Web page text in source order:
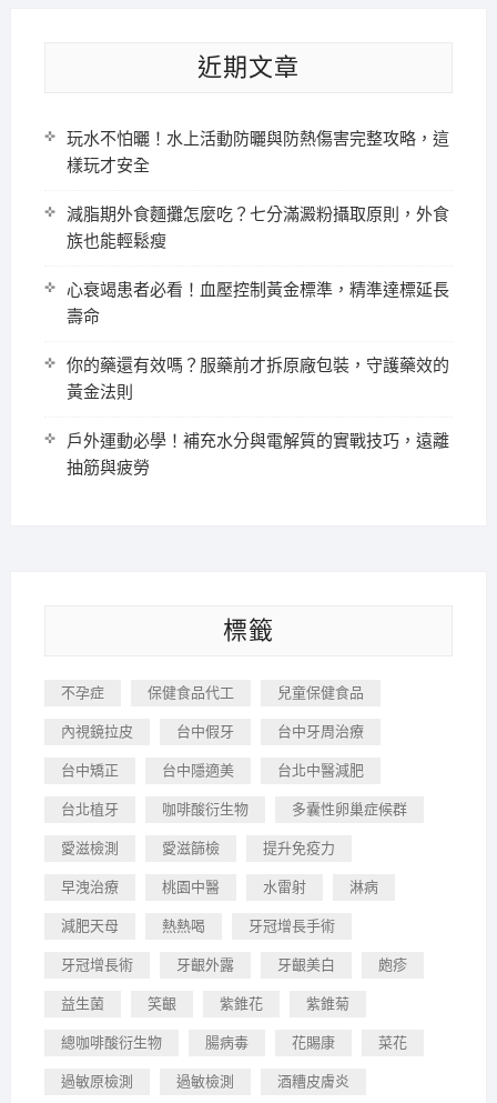
近期文章
玩水不怕曬！水上活動防曬與防熱傷害完整攻略，這
樣玩才安全
減脂期外食麵攤怎麼吃？七分滿澱粉攝取原則，外食
族也能輕鬆瘦
心衰竭患者必看！血壓控制黃金標準，精準達標延長
壽命
你的藥還有效嗎？服藥前才拆原廠包裝，守護藥效的
黃金法則
戶外運動必學！補充水分與電解質的實戰技巧，遠離
抽筋與疲勞
標籤
不孕症 保健食品代工 兒童保健食品
內視鏡拉皮 台中假牙 台中牙周治療
台中矯正 台中隱適美 台北中醫減肥
台北植牙 咖啡酸衍生物 多囊性卵巢症候群
愛滋檢測 愛滋篩檢 提升免疫力
早洩治療 桃園中醫 水雷射 淋病
減肥天母 熱熱喝 牙冠增長手術
牙冠增長術 牙齦外露 牙齦美白 皰疹
益生菌 笑齦 紫錐花 紫錐菊
總咖啡酸衍生物 腸病毒 花賜康 菜花
過敏原檢測 過敏檢測 酒糟皮膚炎